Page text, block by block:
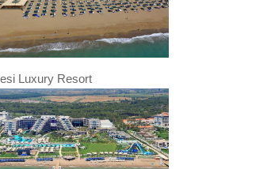
Luxury Resort